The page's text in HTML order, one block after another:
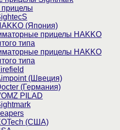
(Япония)
прицелы HAKKO
типа
прицелы HAKKO
типа
(Швеция)
(Германия)
PILAD
(США)